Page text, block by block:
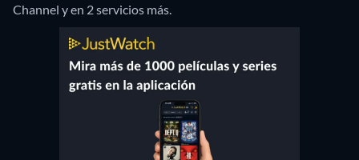
Channel y en 2 servicios más.